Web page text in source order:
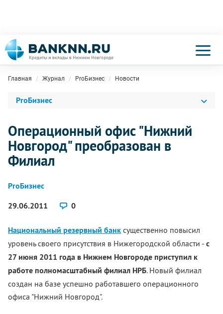
Главная Журнал ProБизнес Новости
ProБизнес
Операционный офис "Нижний
Новгород" преобразован в
Филиал
ProБизнес
29.06.2011
0
Национальный резервный банк существенно повысил
уровень своего присутствия в Нижегородской области - с
27 июня 2011 года в Нижнем Новгороде приступил к
работе полномасштабный филиал НРБ. Новый филиал
создан на базе успешно работавшего операционного
офиса "Нижний Новгород".